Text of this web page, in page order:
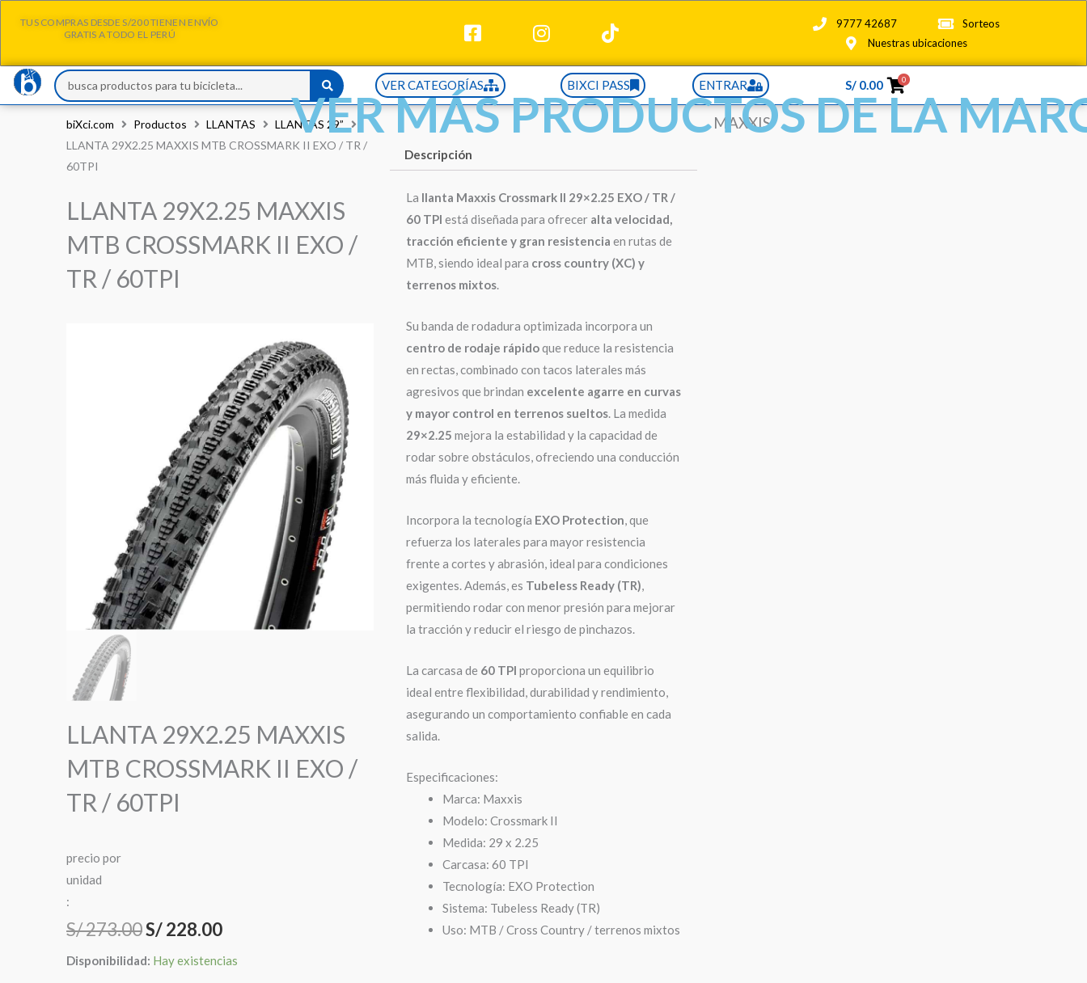
TUS COMPRAS DESDE S/200 TIENEN ENVÍO
GRATIS A TODO EL PERÚ
9777 42687
Sorteos
Nuestras ubicaciones
Search
...
VER CATEGORÍAS BIXCI PASS ENTRAR S/ 0.00 0
biXci.com Productos LLANTAS
LLANTAS 29”
LLANTA 29X2.25 MAXXIS MTB CROSSMARK II EXO / TR /
60TPI
LLANTA 29X2.25 MAXXIS
MTB CROSSMARK II EXO /
TR / 60TPI
LLANTA 29X2.25 MAXXIS
MTB CROSSMARK II EXO /
TR / 60TPI
precio por
unidad
:
S/273.00El
precio
S/228.00El
precio
Disponibilidad: Hay existencias
LLANTA
Descripción
La llanta Maxxis Crossmark II 29×2.25 EXO / TR /
60 TPI está diseñada para ofrecer alta velocidad,
tracción eficiente y gran resistencia en rutas de
MTB, siendo ideal para cross country (XC) y
terrenos mixtos.
Su banda de rodadura optimizada incorpora un
centro de rodaje rápidoque reduce la resistencia
en rectas, combinado con tacos laterales más
agresivos que brindan excelente agarre en curvas
y mayor control en terrenos sueltos. La medida
29×2.25 mejora la estabilidad y la capacidad de
rodar sobre obstáculos, ofreciendo una conducción
más fluida y eficiente.
Incorpora la tecnología EXO Protection, que
refuerza los laterales para mayor resistencia
frente a cortes y abrasión, ideal para condiciones
exigentes. Además, es Tubeless Ready (TR),
permitiendo rodar con menor presión para mejorar
la tracción y reducir el riesgo de pinchazos.
La carcasa de 60 TPI proporciona un equilibrio
ideal entre flexibilidad, durabilidad y rendimiento,
asegurando un comportamiento confiable en cada
salida.
Especificaciones:
Marca: Maxxis
Modelo: Crossmark II
Medida: 29 x 2.25
Carcasa: 60 TPI
Tecnología: EXO Protection
Sistema: Tubeless Ready (TR)
Uso: MTB / Cross Country / terrenos mixtos
VER MÁS PRODUCTOS DE LA
MAXXIS